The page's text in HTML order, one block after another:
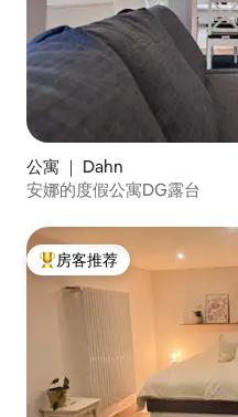
公寓 ｜ Dahn
安娜的度假公寓DG露台
热门「房客推荐」
房客推荐